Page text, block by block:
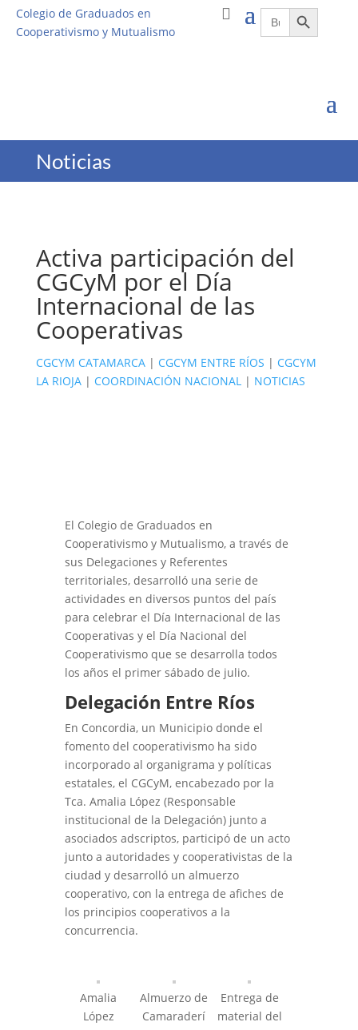
Colegio de Graduados en
Cooperativismo y Mutualismo
Buscar:Botón de búsqueda
Noticias
Activa participación del
CGCyM por el Día
Internacional de las
Cooperativas
CGCYM CATAMARCA| CGCYM ENTRE RÍOS | CGCYM
LA RIOJA| COORDINACIÓN NACIONAL| NOTICIAS
El Colegio de Graduados en
Cooperativismo y Mutualismo, a través de
sus Delegaciones y Referentes
territoriales, desarrolló una serie de
actividades en diversos puntos del país
para celebrar el Día Internacional de las
Cooperativas y el Día Nacional del
Cooperativismo que se desarrolla todos
los años el primer sábado de julio.
Delegación Entre Ríos
En Concordia, un Municipio donde el
fomento del cooperativismo ha sido
incorporado al organigrama y políticas
estatales, el CGCyM, encabezado por la
Tca. Amalia López (Responsable
institucional de la Delegación) junto a
asociados adscriptos, participó de un acto
junto a autoridades y cooperativistas de la
ciudad y desarrolló un almuerzo
cooperativo, con la entrega de afiches de
los principios cooperativos a la
concurrencia.
Amalia
López
Almuerzo de
Camaraderí
Entrega de
material del